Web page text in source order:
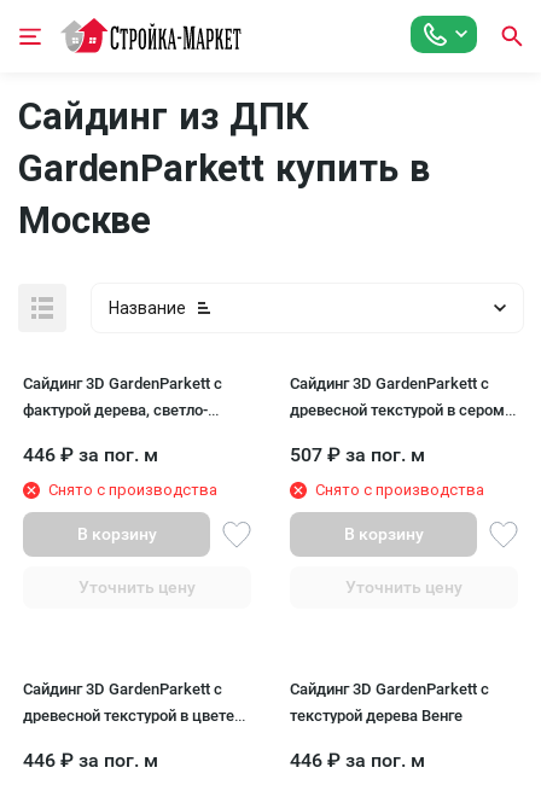
Сайдинг из ДПК
GardenParkett купить в
Москве
Название
Сайдинг 3D GardenParkett с
фактурой дерева, светло-
446 ₽ за пог. м
Снято с производства
В корзину
Уточнить цену
Сайдинг 3D GardenParkett с
древесной текстурой в сером
507 ₽ за пог. м
Снято с производства
В корзину
Уточнить цену
Сайдинг 3D GardenParkett с
древесной текстурой в цвете
446 ₽ за пог. м
Сайдинг 3D GardenParkett с
текстурой дерева Венге
446 ₽ за пог. м